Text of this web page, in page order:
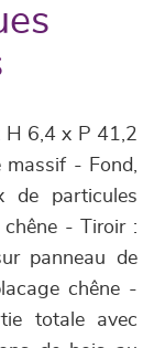
H 6,4 x P 41,2
massif - Fond,
de particules
chêne - Tiroir :
panneau de
chêne -
totale avec